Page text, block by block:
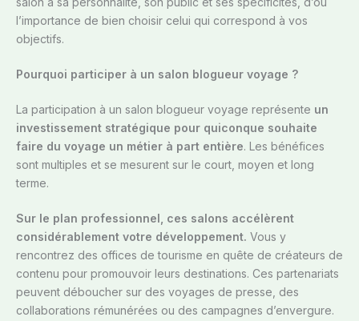
l’importance de bien choisir celui qui correspond à vos
objectifs.
Pourquoi participer à un salon blogueur voyage ?
La participation à un salon blogueur voyage représente un
investissement stratégique pour quiconque souhaite
faire du voyage un métier à part entière. Les bénéfices
sont multiples et se mesurent sur le court, moyen et long
terme.
Sur le plan professionnel, ces salons accélèrent
considérablement votre développement. Vous y
rencontrez des offices de tourisme en quête de créateurs de
contenu pour promouvoir leurs destinations. Ces partenariats
peuvent déboucher sur des voyages de presse, des
collaborations rémunérées ou des campagnes d’envergure.